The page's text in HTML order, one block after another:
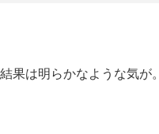
果は明らかなような気が。